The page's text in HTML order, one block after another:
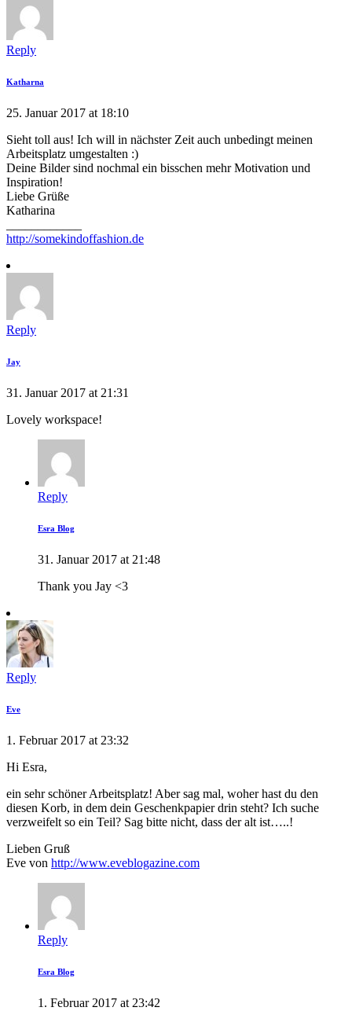
Reply
Katharna
25. Januar 2017 at 18:10
Sieht toll aus! Ich will in nächster Zeit auch unbedingt meinen
Arbeitsplatz umgestalten :)
Deine Bilder sind nochmal ein bisschen mehr Motivation und
Inspiration!
Liebe Grüße
Katharina
http://somekindoffashion.de
Reply
Jay
31. Januar 2017 at 21:31
Lovely workspace!
Reply
Esra Blog
31. Januar 2017 at 21:48
Thank you Jay <3
Reply
Eve
1. Februar 2017 at 23:32
Hi Esra,
ein sehr schöner Arbeitsplatz! Aber sag mal, woher hast du den
diesen Korb, in dem dein Geschenkpapier drin steht? Ich suche
verzweifelt so ein Teil? Sag bitte nicht, dass der alt ist…..!
Lieben Gruß
Eve von http://www.eveblogazine.com
Reply
Esra Blog
1. Februar 2017 at 23:42